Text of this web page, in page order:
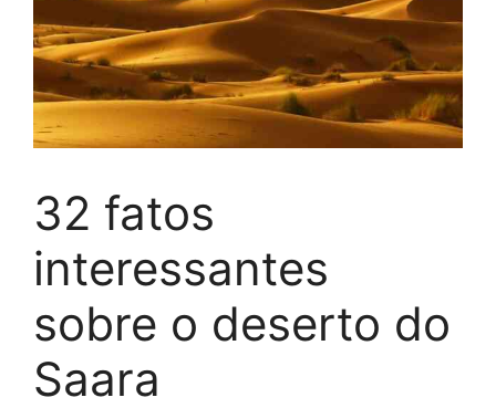
32 fatos
interessantes
sobre o deserto do
Saara